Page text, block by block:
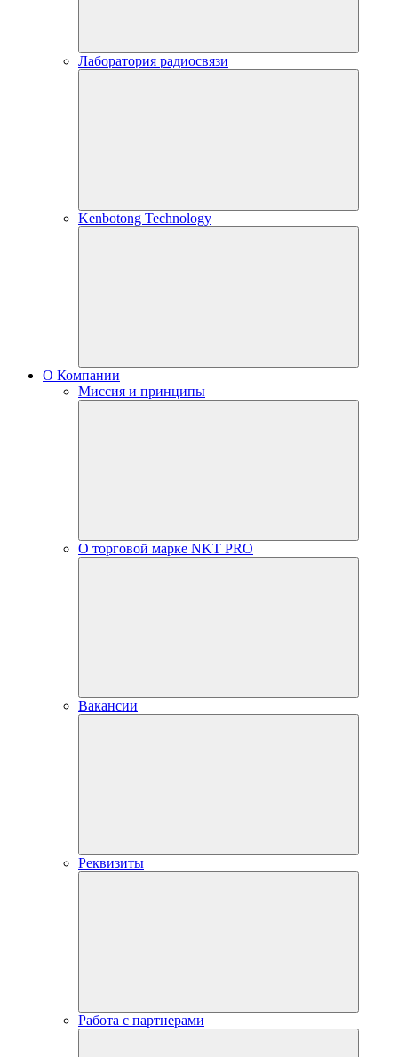
Лаборатория радиосвязи
Kenbotong Technology
О Компании
Миссия и принципы
О торговой марке NKT PRO
Вакансии
Реквизиты
Работа с партнерами